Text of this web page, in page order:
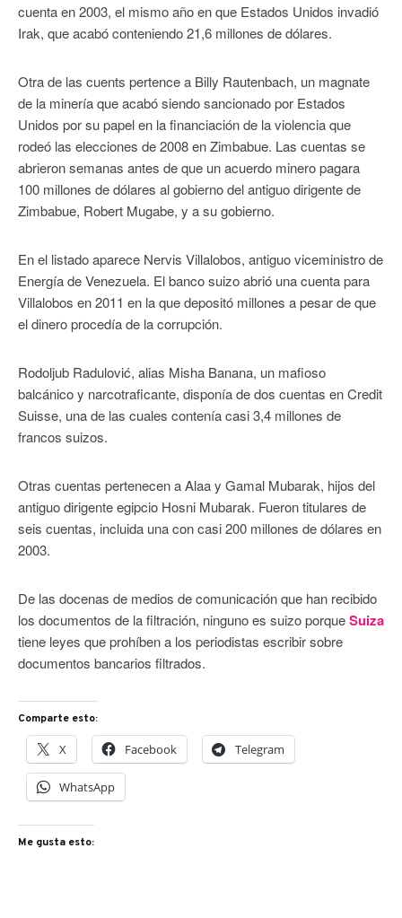
cuenta en 2003, el mismo año en que Estados Unidos invadió
Irak, que acabó conteniendo 21,6 millones de dólares.
Otra de las cuents pertence a Billy Rautenbach, un magnate
de la minería que acabó siendo sancionado por Estados
Unidos por su papel en la financiación de la violencia que
rodeó las elecciones de 2008 en Zimbabue. Las cuentas se
abrieron semanas antes de que un acuerdo minero pagara
100 millones de dólares al gobierno del antiguo dirigente de
Zimbabue, Robert Mugabe, y a su gobierno.
En el listado aparece Nervis Villalobos, antiguo viceministro de
Energía de Venezuela. El banco suizo abrió una cuenta para
Villalobos en 2011 en la que depositó millones a pesar de que
el dinero procedía de la corrupción.
Rodoljub Radulović, alias Misha Banana, un mafioso
balcánico y narcotraficante, disponía de dos cuentas en Credit
Suisse, una de las cuales contenía casi 3,4 millones de
francos suizos.
Otras cuentas pertenecen a Alaa y Gamal Mubarak, hijos del
antiguo dirigente egipcio Hosni Mubarak. Fueron titulares de
seis cuentas, incluida una con casi 200 millones de dólares en
2003.
De las docenas de medios de comunicación que han recibido
los documentos de la filtración, ninguno es suizo porqueSuiza
tiene leyes que prohíben a los periodistas escribir sobre
documentos bancarios filtrados.
Comparte esto:
X Facebook Telegram
WhatsApp
Me gusta esto: